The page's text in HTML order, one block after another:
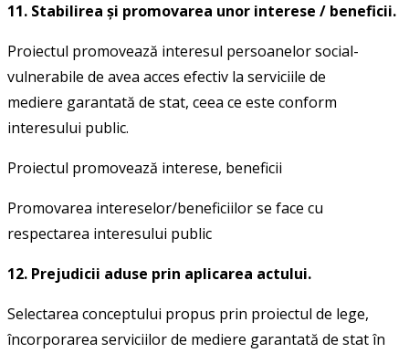
11. Stabilirea şi promovarea unor interese / beneficii.
Proiectul promovează interesul persoanelor social-
vulnerabile de avea acces efectiv la serviciile de
mediere garantată de stat, ceea ce este conform
interesului public.
Proiectul promovează interese, beneficii
Promovarea intereselor/beneficiilor se face cu
respectarea interesului public
12. Prejudicii aduse prin aplicarea actului.
Selectarea conceptului propus prin proiectul de lege,
încorporarea serviciilor de mediere garantată de stat în